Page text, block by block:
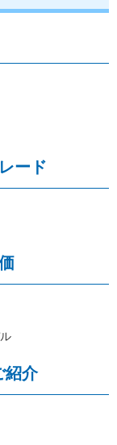
ード
紹介